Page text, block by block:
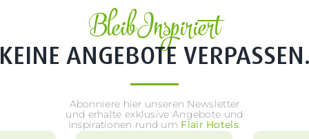
17. April 2023
Bleib Inspiriert
KEINE ANGEBOTE
Abonniere hier unseren Newsletter
und erhalte exklusive Angebote und
Inspirationen rund um Flair Hotels.